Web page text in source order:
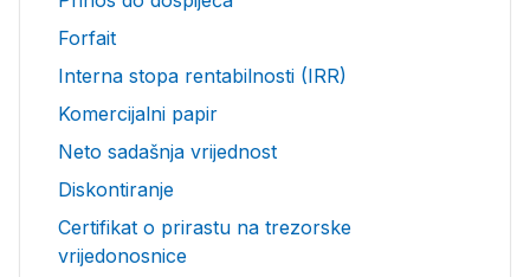
Forfait
Interna stopa rentabilnosti (IRR)
Komercijalni papir
Neto sadašnja vrijednost
Diskontiranje
Certifikat o prirastu na trezorske
vrijedonosnice